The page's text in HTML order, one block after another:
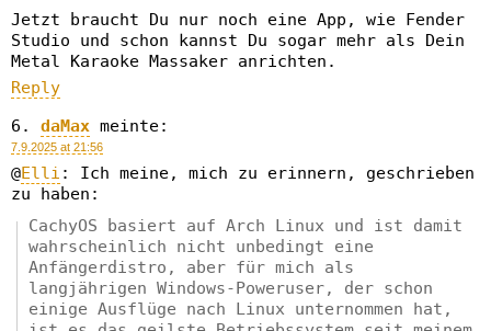
Jetzt braucht Du nur noch eine App, wie Fender
Studio und schon kannst Du sogar mehr als Dein
Metal Karaoke Massaker anrichten.
Reply
daMax meinte:
7.9.2025 at 21:56
@Elli : Ich meine, mich zu erinnern, geschrieben
zu haben:
CachyOS basiert auf Arch Linux und ist damit
wahrscheinlich nicht unbedingt eine
Anfängerdistro, aber für mich als
langjährigen Windows-Poweruser, der schon
einige Ausflüge nach Linux unternommen hat,